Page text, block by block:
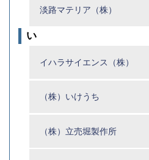
淡路マテリア（株）
い
イハラサイエンス（株）
（株）いけうち
（株）立売堀製作所